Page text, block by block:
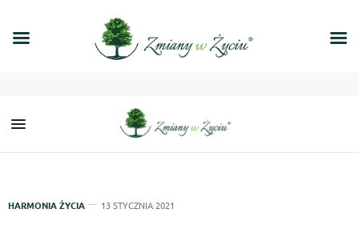
HARMONIA ŻYCIA 13 STYCZNIA 2021